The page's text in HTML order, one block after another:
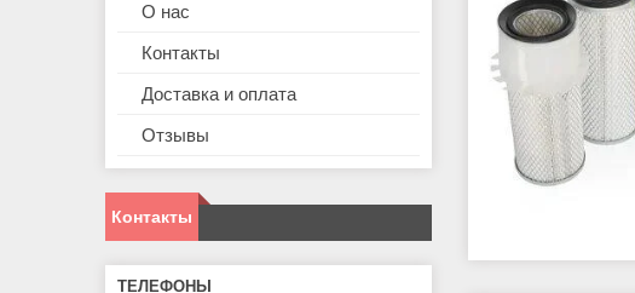
О нас
Контакты
Доставка и оплата
Отзывы
Контакты